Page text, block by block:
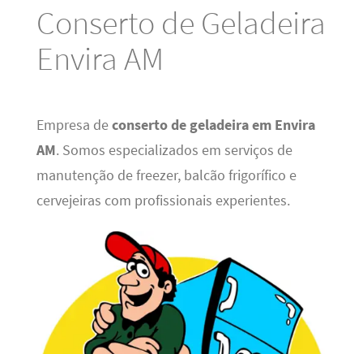
Conserto de Geladeira
Envira AM
Empresa deconserto de geladeira em Envira
AM. Somos especializados em serviços de
manutenção de freezer, balcão frigorífico e
cervejeiras com profissionais experientes.